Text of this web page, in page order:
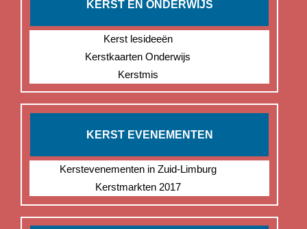
KERST EN ONDERWIJS
Kerst lesideeën
Kerstkaarten Onderwijs
Kerstmis
KERST EVENEMENTEN
Kerstevenementen in Zuid-Limburg
Kerstmarkten 2017